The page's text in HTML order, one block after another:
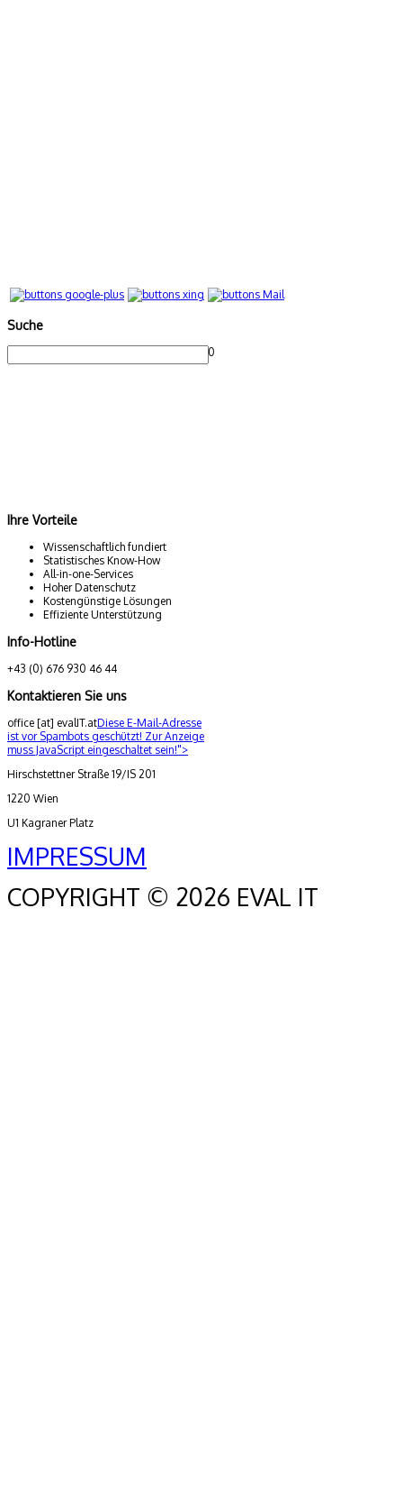
Suche
0
Ihre Vorteile
Wissenschaftlich fundiert
Statistisches Know-How
All-in-one-Services
Hoher Datenschutz
Kostengünstige Lösungen
Effiziente Unterstützung
Info-Hotline
+43 (0) 676 930 46 44
Kontaktieren Sie uns
office [at] evalIT.atDiese E-Mail-Adresse
ist vor Spambots geschützt! Zur Anzeige
muss JavaScript eingeschaltet sein!">
Hirschstettner Straße 19/IS 201
1220 Wien
U1 Kagraner Platz
IMPRESSUM
COPYRIGHT © 2026 EVAL IT